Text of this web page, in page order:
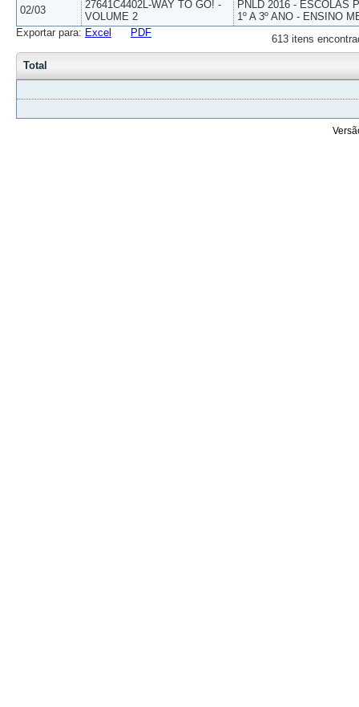
02/03
27641C4402L-WAY TO GO! -
VOLUME 2
PNLD 2016 - ESCOLAS
1º A 3º ANO - ENSINO
613 itens
Exportar para: Excel PDF
Total